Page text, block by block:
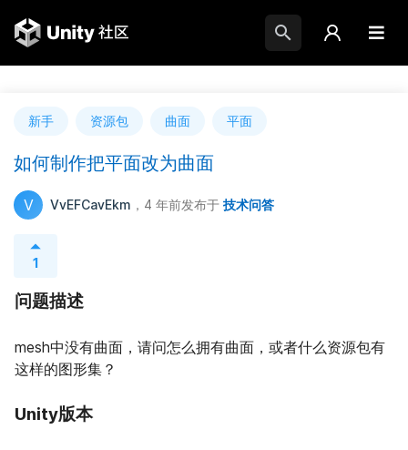
新手 资源包 曲面 平面
如何制作把平面改为曲面
V VvEFCavEkm ，4 年前发布于 技术问答
1
问题描述
mesh中没有曲面，请问怎么拥有曲面，或者什么资源包有
这样的图形集？
Unity版本